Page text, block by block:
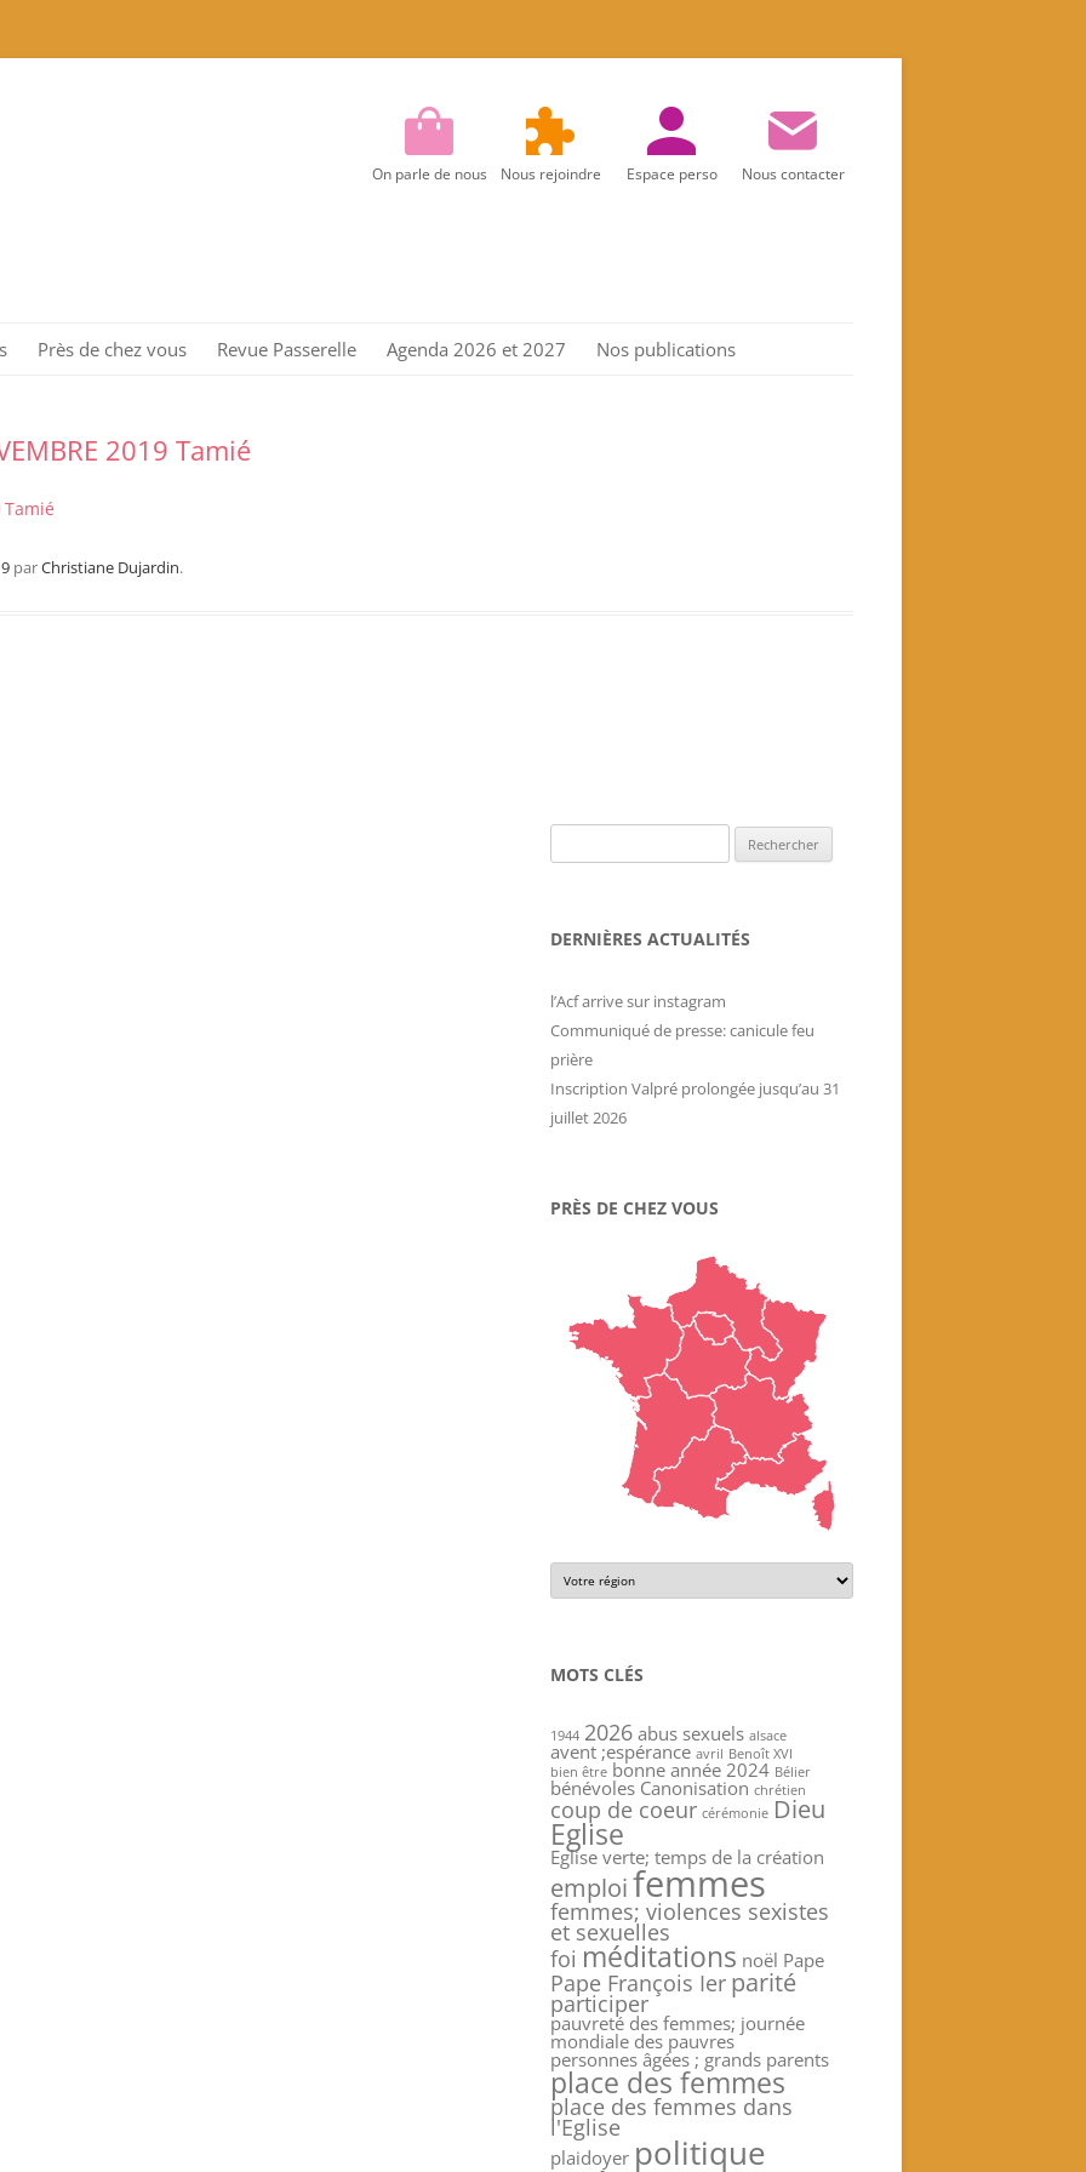
On parle de nous Nous rejoindre Espace perso Nous contacter
au
contenu
Près de chez vous
Région Ile de France
Revue Passerelle Agenda 2026 et 2027 Nos publications
2019 Tamié
Tamié
parChristiane Dujardin.
DERNIÈRES ACTUALITÉS
l’Acf arrive sur instagram
Communiqué de presse: canicule feu
prière
Inscription Valpré prolongée jusqu’au 31
juillet 2026
PRÈS DE CHEZ VOUS
MOTS CLÉS
1944 2026 abus sexuels alsace
avent ;espérance avril Benoît XVI
bien être bonne année 2024 Bélier
bénévoles Canonisation chrétien
coup de coeur cérémonie Dieu
Eglise
Eglise verte; temps de la création
emploifemmes
femmes; violences sexistes
et sexuelles
foi méditations noël Pape
Pape François Ier parité
participer
pauvreté des femmes; journée
mondiale des pauvres
personnes âgées ; grands parents
place des femmes
place des femmes dans
l'Eglise
plaidoyer politique